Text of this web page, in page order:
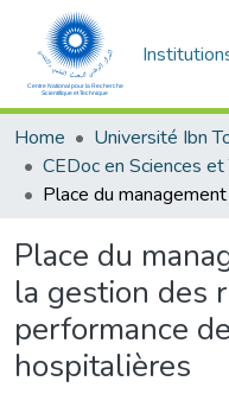
Home
Place du
la gestion des
performance
hospitalières